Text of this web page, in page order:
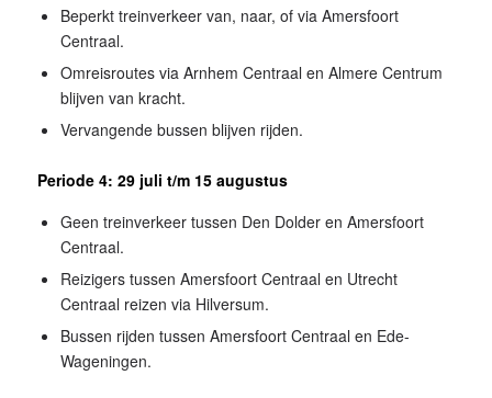
Beperkt treinverkeer van, naar, of via Amersfoort
Centraal.
Omreisroutes via Arnhem Centraal en Almere Centrum
blijven van kracht.
Vervangende bussen blijven rijden.
Periode 4: 29 juli t/m 15 augustus
Geen treinverkeer tussen Den Dolder en Amersfoort
Centraal.
Reizigers tussen Amersfoort Centraal en Utrecht
Centraal reizen via Hilversum.
Bussen rijden tussen Amersfoort Centraal en Ede-
Wageningen.